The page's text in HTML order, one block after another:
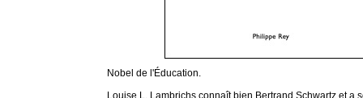
Nobel de l'Éducation.
Louise L. Lambrichs connaît bien Bertrand Schwartz et